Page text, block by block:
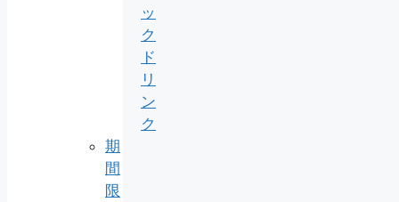
ッ
ク
ド
リ
ン
ク
期
間
限